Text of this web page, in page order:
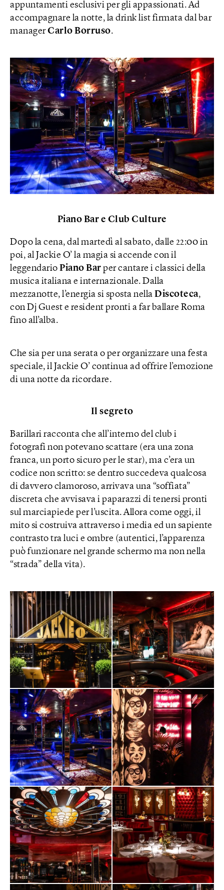
appuntamenti esclusivi per gli appassionati. Ad
accompagnare la notte, la drink list firmata dal bar
managerCarlo Borruso.
Piano Bar e Club Culture
Dopo la cena, dal martedì al sabato, dalle 22:00 in
poi, al Jackie O’ la magia si accende con il
leggendario Piano Bar per cantare i classici della
musica italiana e internazionale. Dalla
mezzanotte, l’energia si sposta nella Discoteca,
con Dj Guest e resident pronti a far ballare Roma
fino all’alba.
Che sia per una serata o per organizzare una festa
speciale, il Jackie O’ continua ad offrire l’emozione
di una notte da ricordare.
Il segreto
Barillari racconta che all’interno del club i
fotografi non potevano scattare (era una zona
franca, un porto sicuro per le star), ma c’era un
codice non scritto: se dentro succedeva qualcosa
di davvero clamoroso, arrivava una “soffiata”
discreta che avvisava i paparazzi di tenersi pronti
sul marciapiede per l’uscita. Allora come oggi, il
mito si costruiva attraverso i media ed un sapiente
contrasto tra luci e ombre (autentici, l’apparenza
può funzionare nel grande schermo ma non nella
“strada” della vita).